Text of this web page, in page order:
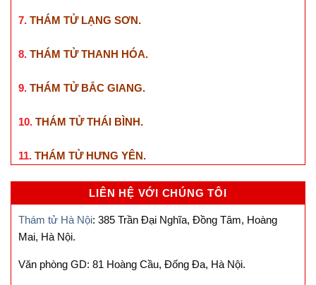
7. THÁM TỬ LẠNG SƠN.
8. THÁM TỬ THANH HÓA.
9. THÁM TỬ BẮC GIANG.
10. THÁM TỬ THÁI BÌNH.
11. THÁM TỬ HƯNG YÊN.
LIÊN HỆ VỚI CHÚNG TÔI
Thám tử Hà Nội: 385 Trần Đại Nghĩa, Đồng Tâm, Hoàng
Mai, Hà Nội.
Văn phòng GD: 81 Hoàng Cầu, Đống Đa, Hà Nội.